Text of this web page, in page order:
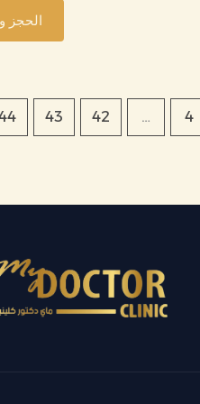
الحجز
4
…
42
43